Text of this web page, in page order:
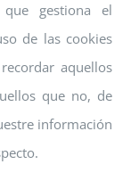
gestiona el
de las cookies
aquellos
que no, de
información